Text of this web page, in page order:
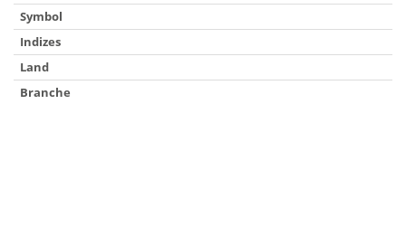
Symbol
Indizes
Land
Branche